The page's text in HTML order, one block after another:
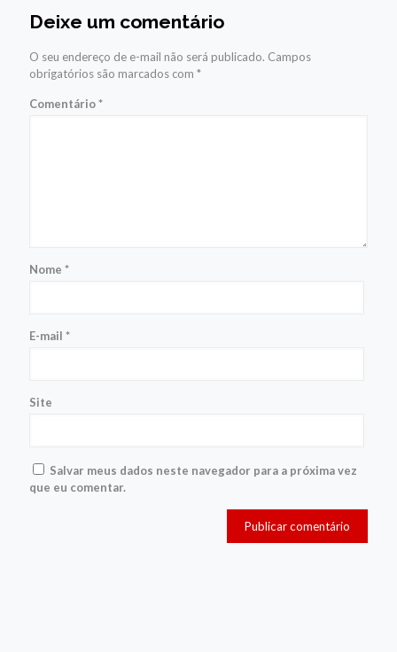
Deixe um comentário
O seu endereço de e-mail não será publicado. Campos
obrigatórios são marcados com *
Comentário*
Nome *
E-mail *
Site
Salvar meus dados neste navegador para a próxima vez
que eu comentar.